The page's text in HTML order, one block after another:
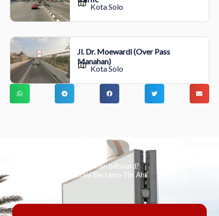
Kota Solo
Jl. Dr. Moewardi (Over Pass
Manahan)
Kota Solo
Ingin tahu tentang periklanan billboard?
Kami Berikan Konsultasi Bersama Tim Ahli